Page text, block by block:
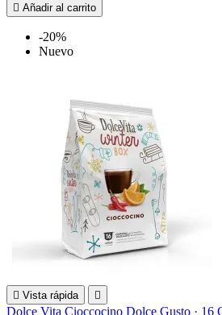
 Añadir al carrito
-20%
Nuevo
 Vista rápida 
Dolce Vita Cioccocino Dolce Gusto · 16